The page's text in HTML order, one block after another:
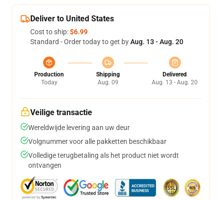
Deliver to United States
Cost to ship:$6.99
Standard - Order today to get byAug. 13 - Aug. 20
Production
Today
Shipping
Aug. 09
Delivered
Aug. 13 - Aug. 20
Veilige transactie
Wereldwijde levering aan uw deur
Volgnummer voor alle pakketten beschikbaar
Volledige terugbetaling als het product niet wordt
ontvangen